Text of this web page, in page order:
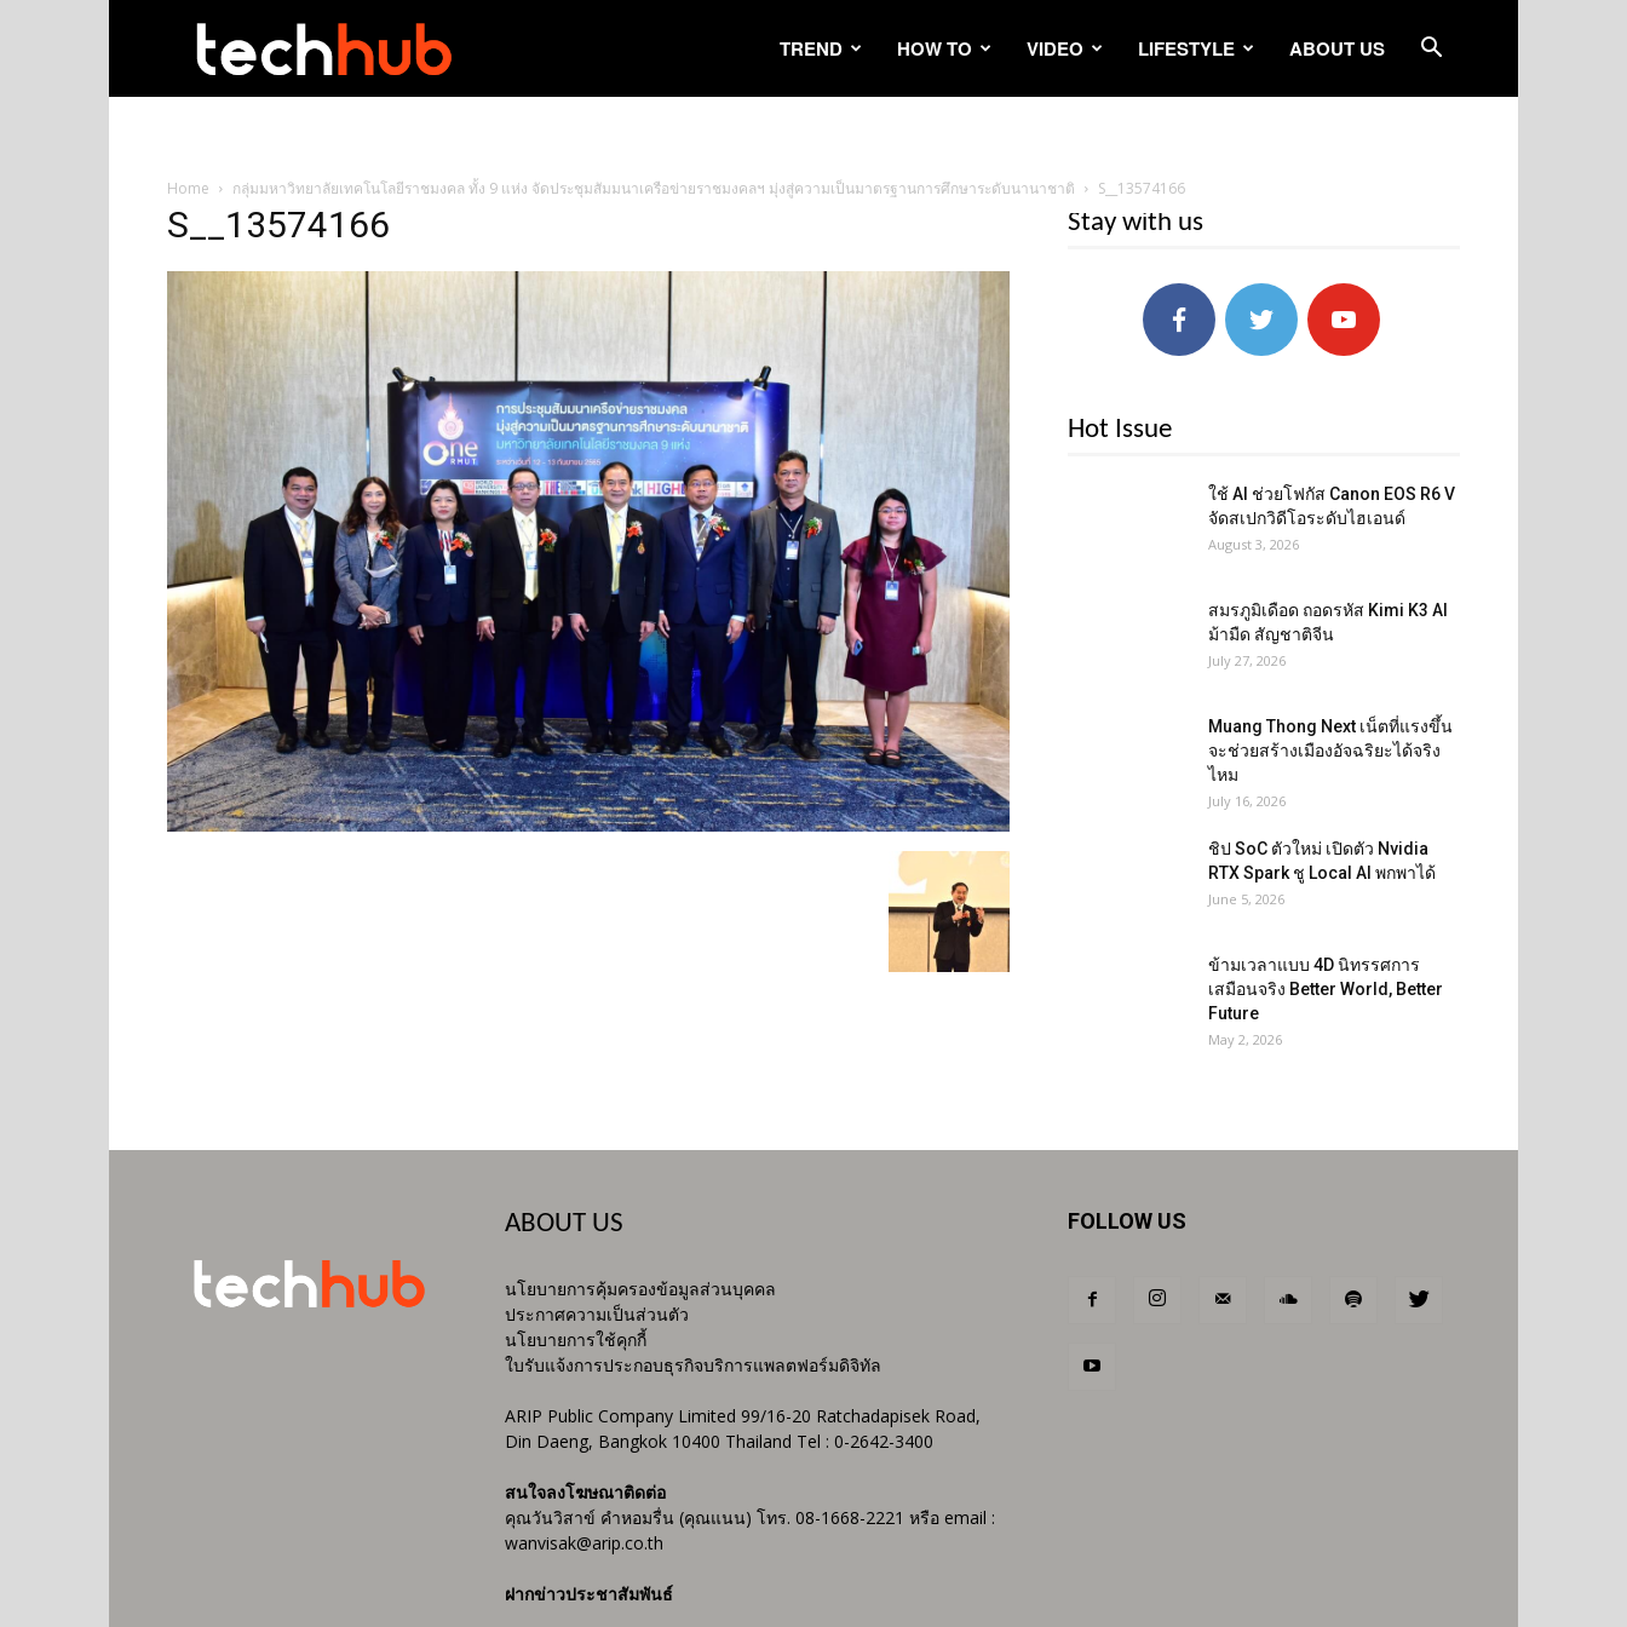
TREND HOW TO VIDEO LIFESTYLE ABOUT US
Home กลุ่มมหาวิทยาลัยเทคโนโลยีราชมงคล ทั้ง 9 แห่ง จัดประชุมสัมมนาเครือข่ายราชมงคลฯ มุ่งสู่ความเป็นมาตรฐานการศึกษาระดับนานาชาติ S__13574166
S__13574166 Stay with us
Hot Issue
ใช้ AI ช่วยโฟกัส Canon EOS R6 V
จัดสเปกวิดีโอระดับไฮเอนด์
August 3, 2026
สมรภูมิเดือด ถอดรหัส Kimi K3 AI
ม้ามืด สัญชาติจีน
July 27, 2026
Muang Thong Next เน็ตที่แรงขึ้น
จะช่วยสร้างเมืองอัจฉริยะได้จริง
ไหม
July 16, 2026
ชิป SoC ตัวใหม่ เปิดตัว Nvidia
RTX Spark ชู Local AI พกพาได้
June 5, 2026
ข้ามเวลาแบบ 4D นิทรรศการ
เสมือนจริง Better World, Better
Future
May 2, 2026
ABOUT US
นโยบายการคุ้มครองข้อมูลส่วนบุคคล
ประกาศความเป็นส่วนตัว
นโยบายการใช้คุกกี้
ใบรับแจ้งการประกอบธุรกิจบริการแพลตฟอร์มดิจิทัล
ARIP Public Company Limited 99/16-20 Ratchadapisek Road,
Din Daeng, Bangkok 10400 Thailand Tel : 0-2642-3400
สนใจลงโฆษณาติดต่อ
คุณวันวิสาข์ คำหอมรื่น (คุณแนน) โทร. 08-1668-2221 หรือ email :
wanvisak@arip.co.th
ฝากข่าวประชาสัมพันธ์
FOLLOW US